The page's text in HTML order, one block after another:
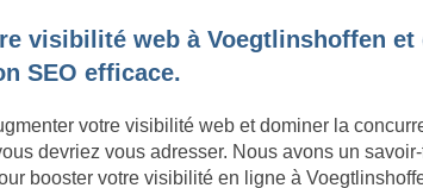
visibilité web à Voegtlinshoffen
SEO efficace.
votre visibilité web et dominer la
devriez vous adresser. Nous avons un
booster votre visibilité en ligne à